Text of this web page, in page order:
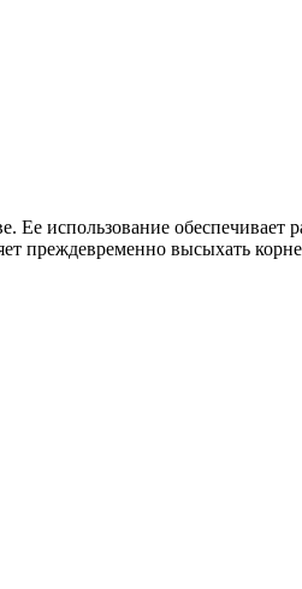
Ее использование
преждевременно высыхать